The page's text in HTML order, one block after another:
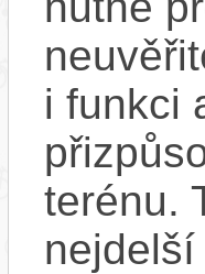
i funkci
terénu.